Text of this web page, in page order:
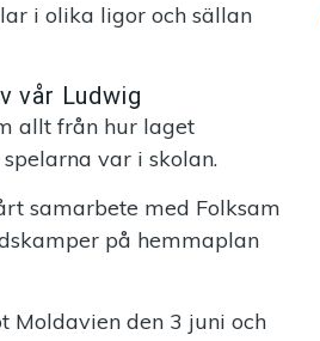
i olika ligor och sällan
vår Ludwig
allt från hur laget
var i skolan.
samarbete med Folksam
på hemmaplan
Moldavien den 3 juni och